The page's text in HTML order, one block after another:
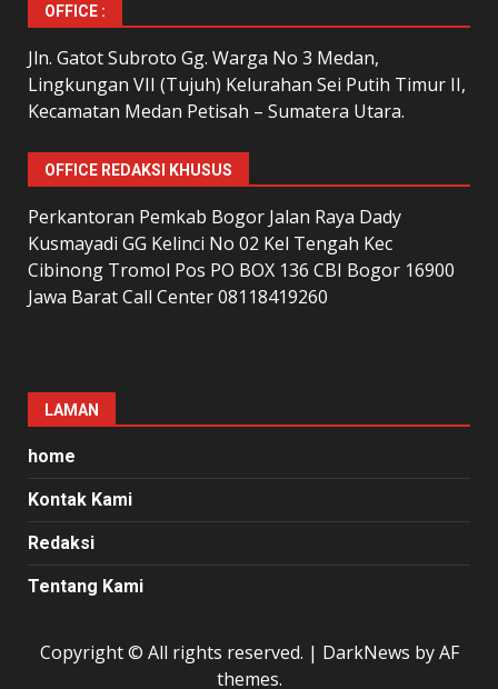
OFFICE :
Jln. Gatot Subroto Gg. Warga No 3 Medan,
Lingkungan VII (Tujuh) Kelurahan Sei Putih Timur II,
Kecamatan Medan Petisah – Sumatera Utara.
OFFICE REDAKSI KHUSUS
Perkantoran Pemkab Bogor Jalan Raya Dady
Kusmayadi GG Kelinci No 02 Kel Tengah Kec
Cibinong Tromol Pos PO BOX 136 CBI Bogor 16900
Jawa Barat Call Center 08118419260
LAMAN
home
Kontak Kami
Redaksi
Tentang Kami
Copyright © All rights reserved. | DarkNews by AF
themes.